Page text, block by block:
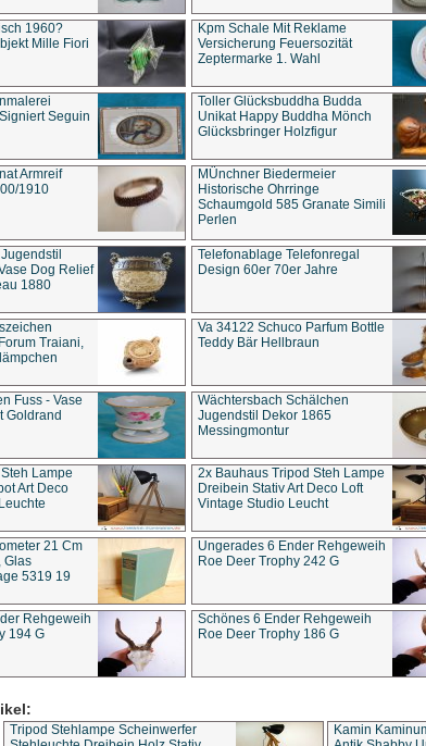
1960?
Mille Fiori
Kpm Schale Mit Reklame
Versicherung Feuersozität
Zeptermarke 1. Wahl
Seguin
Toller Glücksbuddha Budda
Unikat Happy Buddha Mönch
Glücksbringer Holzfigur
Armreif
1910
MÜnchner Biedermeier
Historische Ohrringe
Schaumgold 585 Granate Simili
Perlen
Dog Relief
1880
Telefonablage Telefonregal
Design 60er 70er Jahre
Traiani,
Va 34122 Schuco Parfum Bottle
Teddy Bär Hellbraun
Fuss - Vase
Goldrand
Wächtersbach Schälchen
Jugendstil Dekor 1865
Messingmontur
Lampe
Art Deco
2x Bauhaus Tripod Steh Lampe
Dreibein Stativ Art Deco Loft
Vintage Studio Leucht
21 Cm
Glas
5319 19
Ungerades 6 Ender Rehgeweih
Roe Deer Trophy 242 G
Rehgeweih
194 G
Schönes 6 Ender Rehgeweih
Roe Deer Trophy 186 G
Tripod Stehlampe Scheinwerfer
Kamin